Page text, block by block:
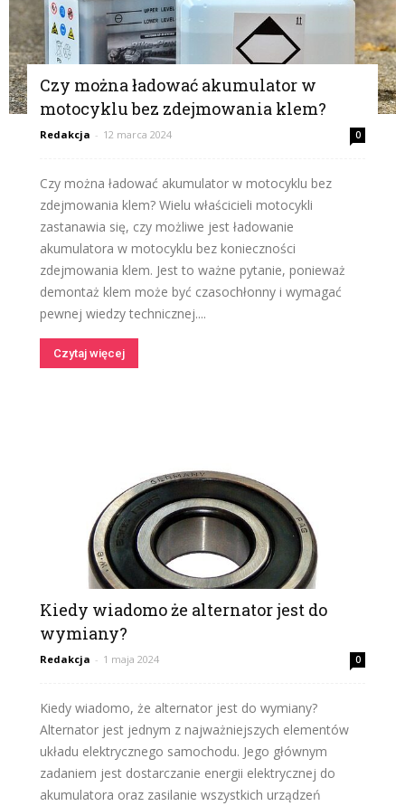
Czy można ładować akumulator w
motocyklu bez zdejmowania klem?
Redakcja - 12 marca 2024 0
Czy można ładować akumulator w motocyklu bez
zdejmowania klem? Wielu właścicieli motocykli
zastanawia się, czy możliwe jest ładowanie
akumulatora w motocyklu bez konieczności
zdejmowania klem. Jest to ważne pytanie, ponieważ
demontaż klem może być czasochłonny i wymagać
pewnej wiedzy technicznej....
Czytaj więcej
Kiedy wiadomo że alternator jest do
wymiany?
Redakcja - 1 maja 2024 0
Kiedy wiadomo, że alternator jest do wymiany?
Alternator jest jednym z najważniejszych elementów
układu elektrycznego samochodu. Jego głównym
zadaniem jest dostarczanie energii elektrycznej do
akumulatora oraz zasilanie wszystkich urządzeń